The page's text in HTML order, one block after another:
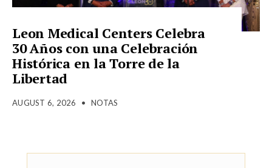
Leon Medical Centers Celebra
30 Años con una Celebración
Histórica en la Torre de la
Libertad
AUGUST 6, 2026 • NOTAS